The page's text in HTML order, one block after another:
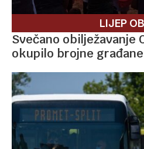
LIJEP
Svečano obilježavanje
okupilo brojne građane